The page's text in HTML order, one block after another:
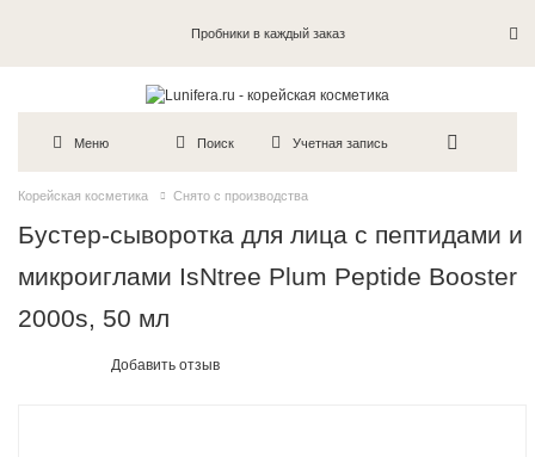
Пробники в каждый заказ
Меню Поиск Учетная запись
Корейская косметика Снято с производства
Бустер-сыворотка для лица с пептидами и
микроиглами IsNtree Plum Peptide Booster
2000s, 50 мл
Добавить отзыв